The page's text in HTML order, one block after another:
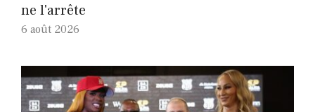
ne l'arrête
6 août 2026